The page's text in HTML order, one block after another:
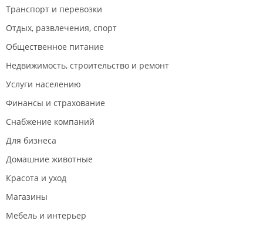
Транспорт и перевозки
Отдых, развлечения, спорт
Общественное питание
Недвижимость, строительство и ремонт
Услуги населению
Финансы и страхование
Снабжение компаний
Для бизнеса
Домашние животные
Красота и уход
Магазины
Мебель и интерьер